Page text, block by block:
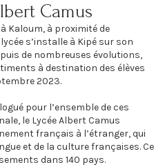
Camus
Kaloum, à proximité de
s’installe à Kipé sur son
de nombreuses évolutions,
à destination des élèves
2023.
pour l’ensemble de ces
le Lycée Albert Camus
français à l’étranger, qui
et de la culture françaises. Ce
dans 140 pays.